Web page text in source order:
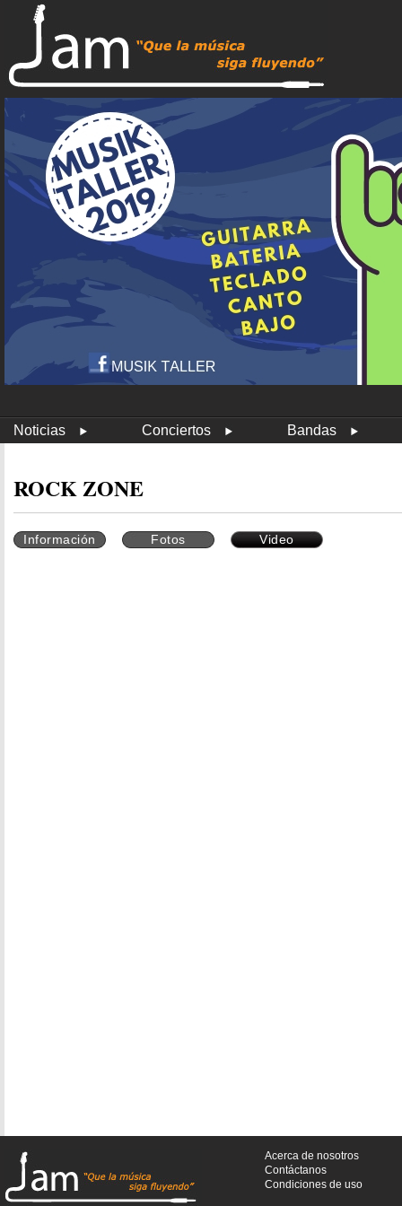
Noticias Conciertos Bandas
ROCK ZONE
Información Fotos Video
Acerca de nosotros
Contáctanos
Condiciones de uso